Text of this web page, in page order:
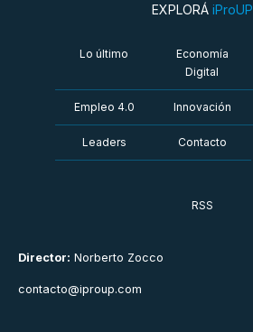
Director: Norberto Zocco
contacto@iproup.com
EXPLORÁ iProUP
Lo último
Economía
Digital
Empleo 4.0 Innovación
Leaders Contacto
RSS